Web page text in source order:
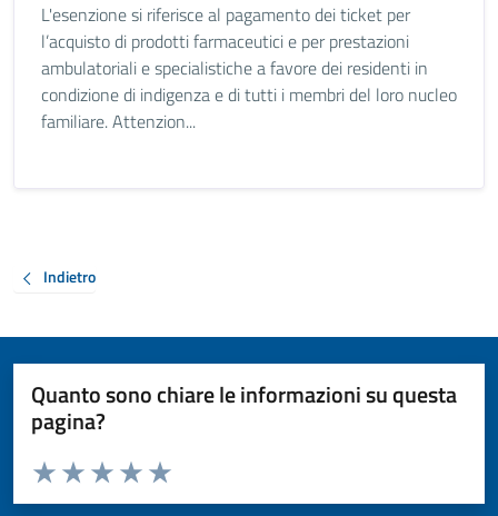
L'esenzione si riferisce al pagamento dei ticket per
l’acquisto di prodotti farmaceutici e per prestazioni
ambulatoriali e specialistiche a favore dei residenti in
condizione di indigenza e di tutti i membri del loro nucleo
familiare. Attenzion...
Indietro
Quanto sono chiare le informazioni su questa
pagina?
Valuta da 1 a 5 stelle la pagina
Valuta 5 stelle su 5
Valuta 4 stelle su 5
Valuta 3 stelle su 5
Valuta 2 stelle su 5
Valuta 1 stelle su 5